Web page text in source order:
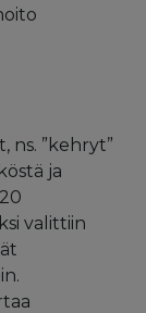
”kehryt”
ja
valittiin